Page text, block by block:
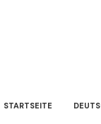
STARTSEITE